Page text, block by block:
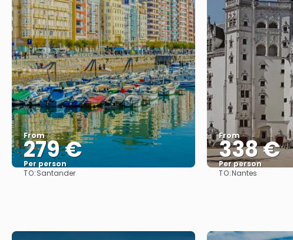
From
279 €
Per person
TO:Santander
From
338 €
Per person
TO:Nantes